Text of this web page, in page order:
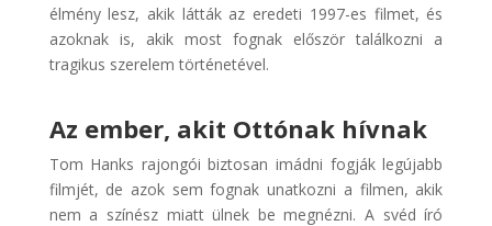
élmény lesz, akik látták az eredeti 1997-es filmet, és
azoknak is, akik most fognak először találkozni a
tragikus szerelem történetével.
Az ember, akit Ottónak hívnak
Tom Hanks rajongói biztosan imádni fogják legújabb
filmjét, de azok sem fognak unatkozni a filmen, akik
nem a színész miatt ülnek be megnézni. A svéd író